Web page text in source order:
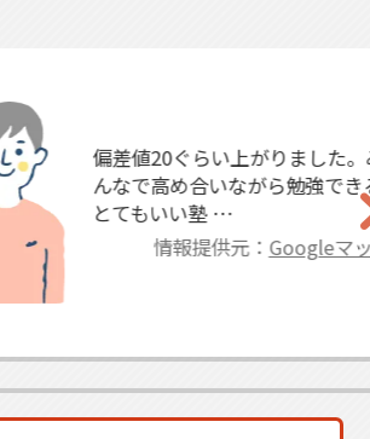
偏差値20ぐらい上がりました。み
んなで高め合いながら勉強できる
とてもいい塾 …
情報提供元：Googleマップ